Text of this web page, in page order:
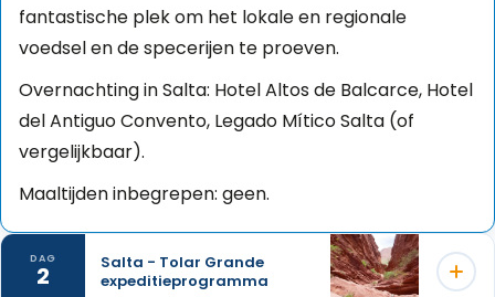
fantastische plek om het lokale en regionale
voedsel en de specerijen te proeven.
Overnachting in Salta: Hotel Altos de Balcarce, Hotel
del Antiguo Convento, Legado Mítico Salta (of
vergelijkbaar).
Maaltijden inbegrepen: geen.
DAG
2
Salta - Tolar Grande
expeditieprogramma